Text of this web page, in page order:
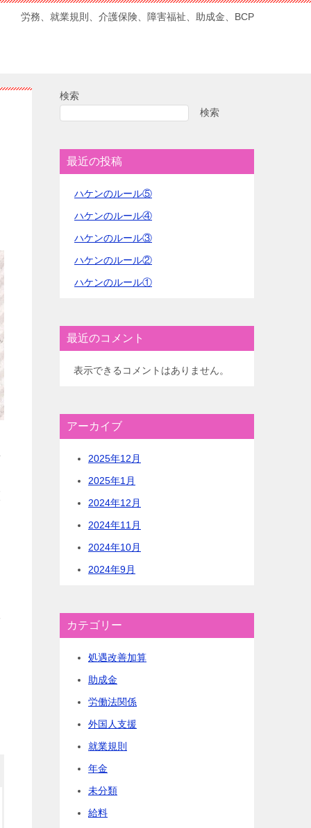
労務、就業規則、介護保険、障害福祉、助成金、BCP
検索
検索
最近の投稿
ハケンのルール⑤
ハケンのルール④
ハケンのルール③
ハケンのルール②
ハケンのルール①
最近のコメント
表示できるコメントはありません。
アーカイブ
2025年12月
2025年1月
2024年12月
2024年11月
2024年10月
2024年9月
カテゴリー
処遇改善加算
助成金
労働法関係
外国人支援
就業規則
年金
未分類
給料